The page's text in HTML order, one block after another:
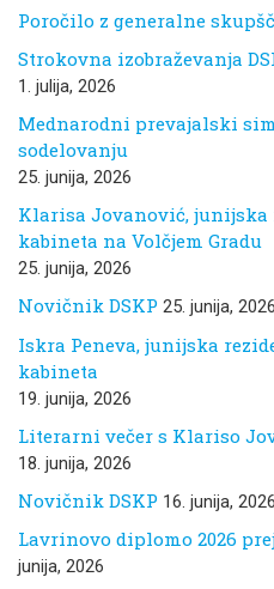
Poročilo z generalne
Strokovna izobraževanja
1. julija, 2026
Mednarodni prevajalski
sodelovanju
25. junija, 2026
Klarisa Jovanović, junijska
kabineta na Volčjem Gradu
25. junija, 2026
Novičnik DSKP 25. junija, 2026
Iskra Peneva, junijska
kabineta
19. junija, 2026
Literarni večer s Klariso
18. junija, 2026
Novičnik DSKP 16. junija, 2026
Lavrinovo diplomo 2026
junija, 2026